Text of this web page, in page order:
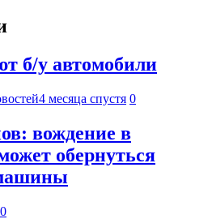
б/у автомобили
4 месяца спустя 0
вождение в
обернуться
0